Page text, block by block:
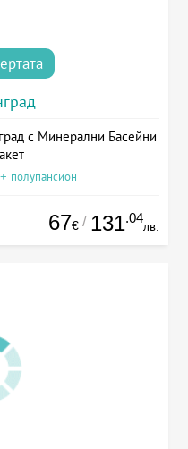
с Минерални Басейни
полупансион
67€ / 131.04
лв.